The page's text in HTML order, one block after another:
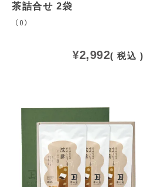
茶詰合せ 2袋
（0）
¥2,992 税込